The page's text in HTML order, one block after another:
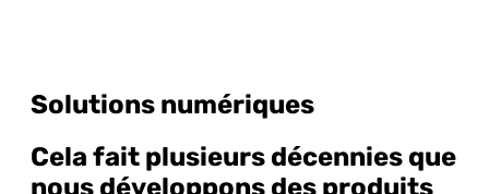
Solutions numériques
Cela fait plusieurs décennies que
nous développons des produits